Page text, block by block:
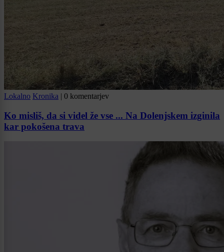
Lokalno Kronika | 0 komentarjev
Ko misliš, da si videl že vse ... Na Dolenjskem izginila
kar pokošena trava